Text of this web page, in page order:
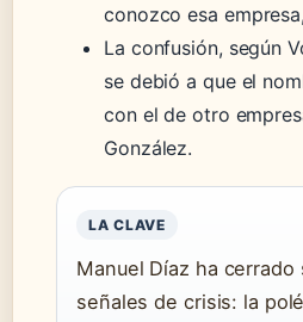
conozco esa
La confusión, según
se debió a que el
con el de otro
González.
LA CLAVE
Manuel Díaz ha
señales de crisis: la